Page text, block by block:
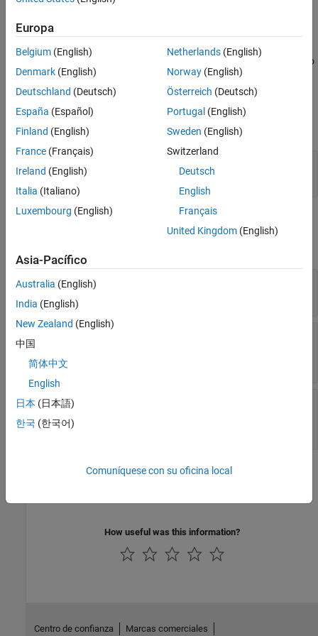
Description
bitstreamLoaderObj = soc.sdk.BitstreamLoader( name
an object that represents a command to load bitstream code onto
the hardware.
Input Arguments
expand all
string|
Properties
Name—Loader name
''(default) |
LoadCommandArguments
''(default) |
Version History
How useful was this information?
Europa
Belgium (English)
Denmark (English)
Deutschland (Deutsch)
España (Español)
Finland (English)
France (Français)
Ireland (English)
Italia (Italiano)
Luxembourg (English)
Netherlands(English)
Norway(English)
Österreich (Deutsch)
Portugal (English)
Sweden (English)
Switzerland
Deutsch
English
Français
United Kingdom(English)
Asia-Pacífico
Australia (English)
India (English)
New Zealand (English)
中国
简体中文
English
日本 (日本語)
한국 (한국어)
Comuníquese con su oficina local
Centro de confianza Marcas comerciales